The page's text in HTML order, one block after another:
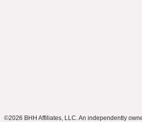
©2026 BHH Affiliates, LLC. An independently